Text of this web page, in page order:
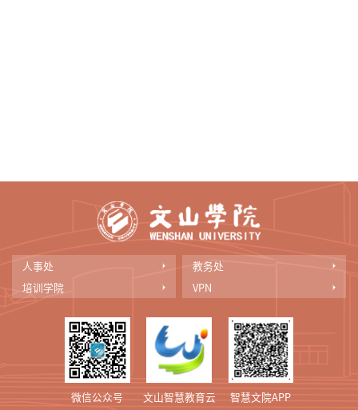
人事处
教务处
培训学院
VPN
微信公众号 文山智慧教育云 智慧文院APP